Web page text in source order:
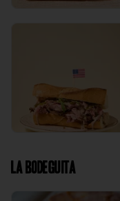
La Bodeguita